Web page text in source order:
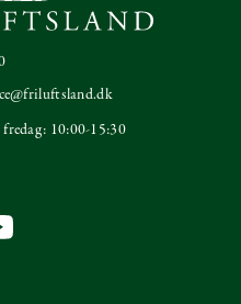
10:00-15:30